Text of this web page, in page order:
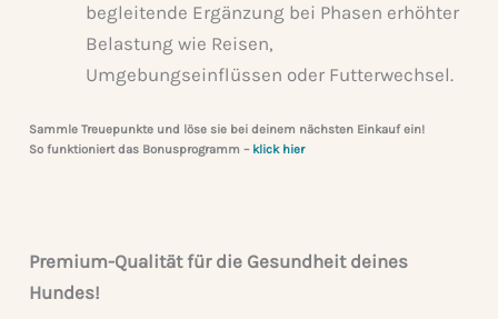
begleitende Ergänzung bei Phasen erhöhter
Belastung wie Reisen,
Umgebungseinflüssen oder Futterwechsel.
Sammle Treuepunkte und löse sie bei deinem nächsten Einkauf ein!
So funktioniert das Bonusprogramm – klick hier
Premium-Qualität für die Gesundheit deines
Hundes!